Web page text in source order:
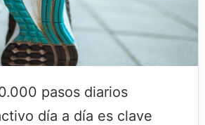
pasos diarios
día a día es clave